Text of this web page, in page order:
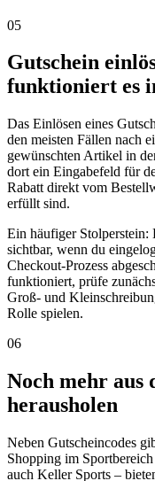
05
Gutschein
funktioniert es
Das Einlösen eines
den meisten Fällen nach
gewünschten Artikel in
dort ein Eingabefeld für
Rabatt direkt vom
erfüllt sind.
Ein häufiger Stolperstein:
sichtbar, wenn du
Checkout-Prozess
funktioniert, prüfe
Groß- und
Rolle spielen.
06
Noch mehr aus
herausholen
Neben Gutscheincodes
Shopping im
auch Keller Sports –